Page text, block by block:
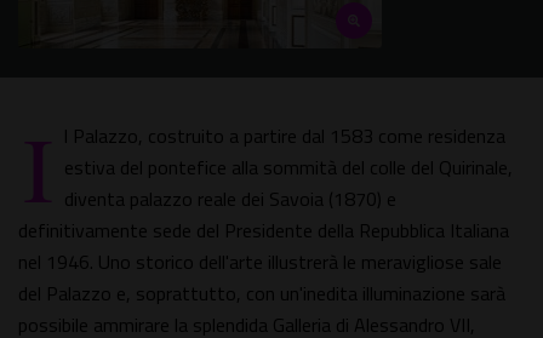
I l Palazzo, costruito a partire dal 1583 come residenza
estiva del pontefice alla sommità del colle del Quirinale,
diventa palazzo reale dei Savoia (1870) e
definitivamente sede del Presidente della Repubblica Italiana
nel 1946. Uno storico dell'arte illustrerà le meravigliose sale
del Palazzo e, soprattutto, con un'inedita illuminazione sarà
possibile ammirare la splendida Galleria di Alessandro VII,